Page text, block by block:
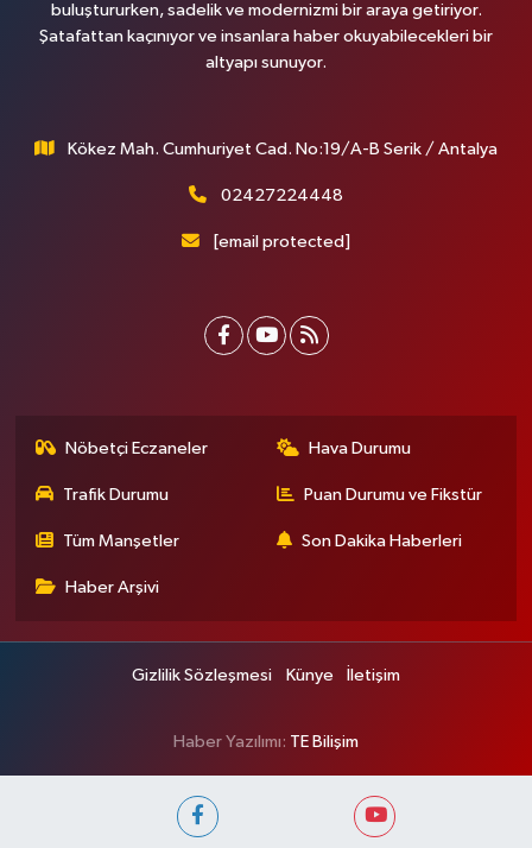
buluştururken, sadelik ve modernizmi bir araya getiriyor.
Şatafattan kaçınıyor ve insanlara haber okuyabilecekleri bir
altyapı sunuyor.
Kökez Mah. Cumhuriyet Cad. No:19/A-B Serik / Antalya
02427224448
[email protected]
Nöbetçi Eczaneler Hava Durumu
Trafik Durumu Puan Durumu ve Fikstür
Tüm Manşetler Son Dakika Haberleri
Haber Arşivi
Gizlilik Sözleşmesi Künye İletişim
Haber Yazılımı: TE Bilişim